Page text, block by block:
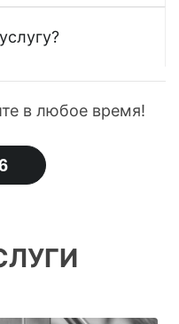
в любое время!